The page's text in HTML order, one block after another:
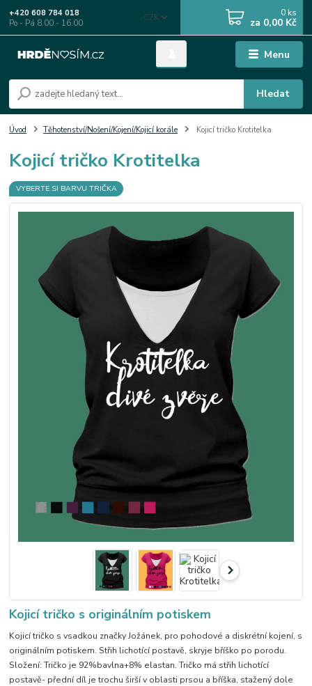
Menu
CZK
Hledat
+420 608 784 018
Po - Pá 8.00 - 16.00
0 ks
za 0,00 Kč
Úvod Těhotenství/Nošení/Kojení/Kojicí korále Kojicí tričko Krotitelka
Kojicí tričko Krotitelka
VYBERTE SI BARVU TRIČKA
Kojicí tričko s originálním potiskem
Kojicí tričko s vsadkou značky Jožánek, pro pohodové a diskrétní kojení, s
originálním potiskem. Střih lichotící postavě, skryje bříško po porodu.
Složení: Tričko je 92%bavlna+8% elastan. Tričko má střih lichotící
postavě- přední díl je trochu širší v oblasti prsou a bříška, stažený dole